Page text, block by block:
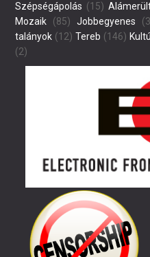
Szépségápolás (15)
Mozaik (85) Jobbegyenes
talányok (12) Tereb (146)
(2)